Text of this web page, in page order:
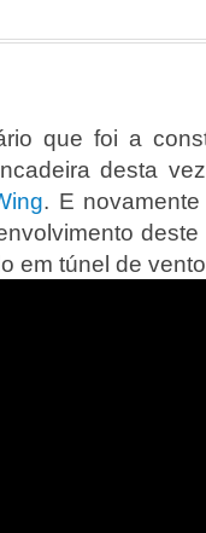
que foi a
desta
. E
em túnel de